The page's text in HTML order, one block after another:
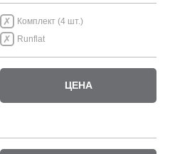
Комплект (4 шт.)
Runflat
ЦЕНА